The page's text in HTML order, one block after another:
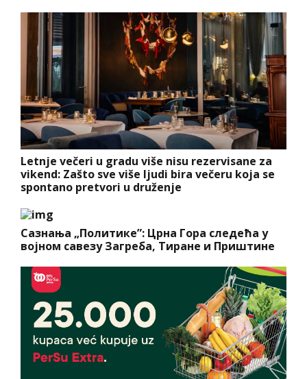
Letnje večeri u gradu više nisu rezervisane za
vikend: Zašto sve više ljudi bira večeru koja se
spontano pretvori u druženje
Сазнања „Политике”: Црна Гора следећа у
војном савезу Загреба, Тиране и Приштине